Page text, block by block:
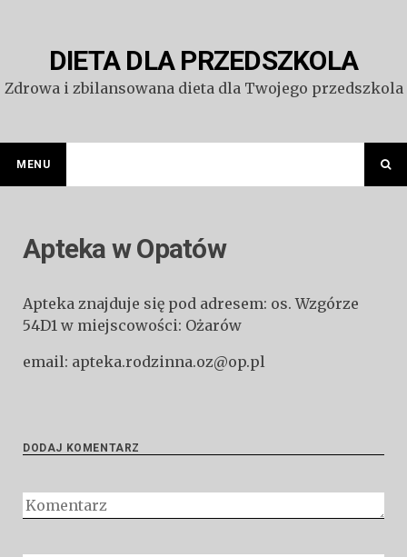
DIETA DLA PRZEDSZKOLA
Zdrowa i zbilansowana dieta dla Twojego przedszkola
MENU
Apteka w Opatów
Apteka znajduje się pod adresem: os. Wzgórze
54D1 w miejscowości: Ożarów
email: apteka.rodzinna.oz@op.pl
DODAJ KOMENTARZ